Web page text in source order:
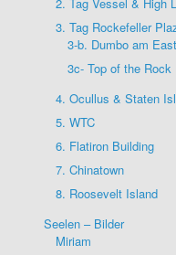
3. Tag Rockefeller
3-b. Dumbo am
3c- Top of the Rock
4. Ocullus & Staten
5. WTC
6. Flatiron Building
7. Chinatown
8. Roosevelt Island
Seelen – Bilder
Miriam